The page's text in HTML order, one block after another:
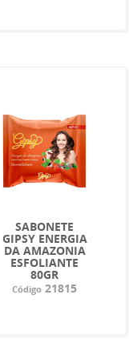
SABONETE
GIPSY ENERGIA
DA AMAZONIA
ESFOLIANTE
80GR
Código 21815